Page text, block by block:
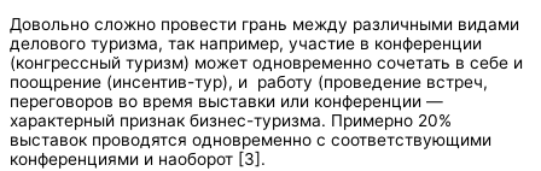
Довольно сложно провести грань между различными видами
делового туризма, так например, участие в конференции
(конгрессный туризм) может одновременно сочетать в себе и
поощрение (инсентив-тур), и работу (проведение встреч,
переговоров во время выставки или конференции —
характерный признак бизнес-туризма. Примерно 20%
выставок проводятся одновременно с соответствующими
конференциями и наоборот [3].